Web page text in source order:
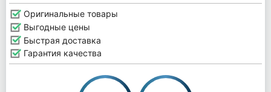
Оригинальные товары
Выгодные цены
Быстрая доставка
Гарантия качества